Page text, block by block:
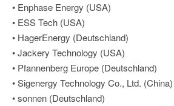
• Enphase Energy (USA)
• ESS Tech (USA)
• HagerEnergy (Deutschland)
• Jackery Technology (USA)
• Pfannenberg Europe (Deutschland)
• Sigenergy Technology Co., Ltd. (China)
• sonnen (Deutschland)